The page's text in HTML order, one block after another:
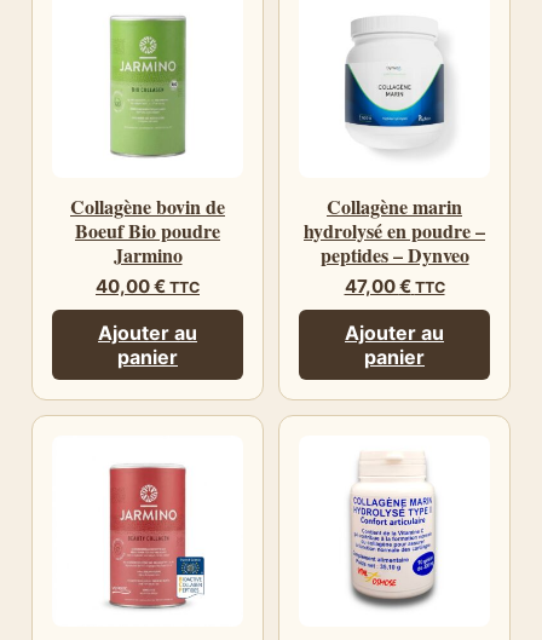
Collagène bovin de
Boeuf Bio poudre
Jarmino
40,00€ TTC
Ajouter au
panier
Collagène marin
hydrolysé en poudre –
peptides – Dynveo
47,00€ TTC
Ajouter au
panier